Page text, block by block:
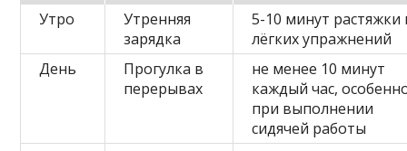
Утро
Утренняя
зарядка
5-10 минут растяжки
лёгких упражнений
День
Прогулка в
перерывах
не менее 10 минут
каждый час,
при выполнении
сидячей работы